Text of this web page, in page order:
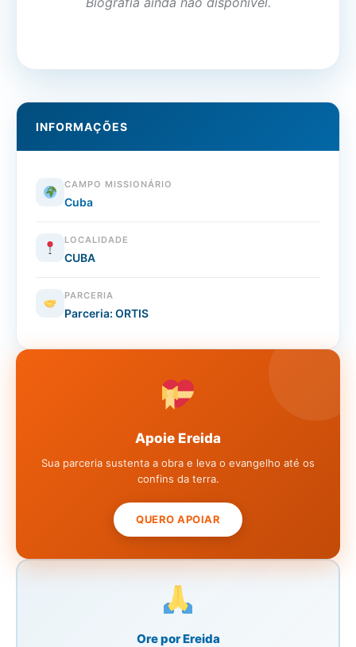
INFORMAÇÕES
CAMPO MISSIONÁRIO
Cuba
LOCALIDADE
CUBA
PARCERIA
Parceria: ORTIS
Apoie Ereida
Sua parceria sustenta a obra e leva o evangelho até os
confins da terra.
QUERO APOIAR
Ore por Ereida